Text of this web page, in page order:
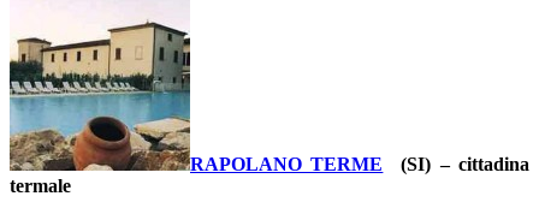
RAPOLANO TERME (SI) – cittadina
termale